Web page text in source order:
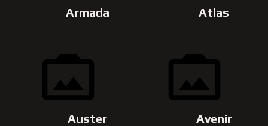
Armada Atlas
Auster Avenir